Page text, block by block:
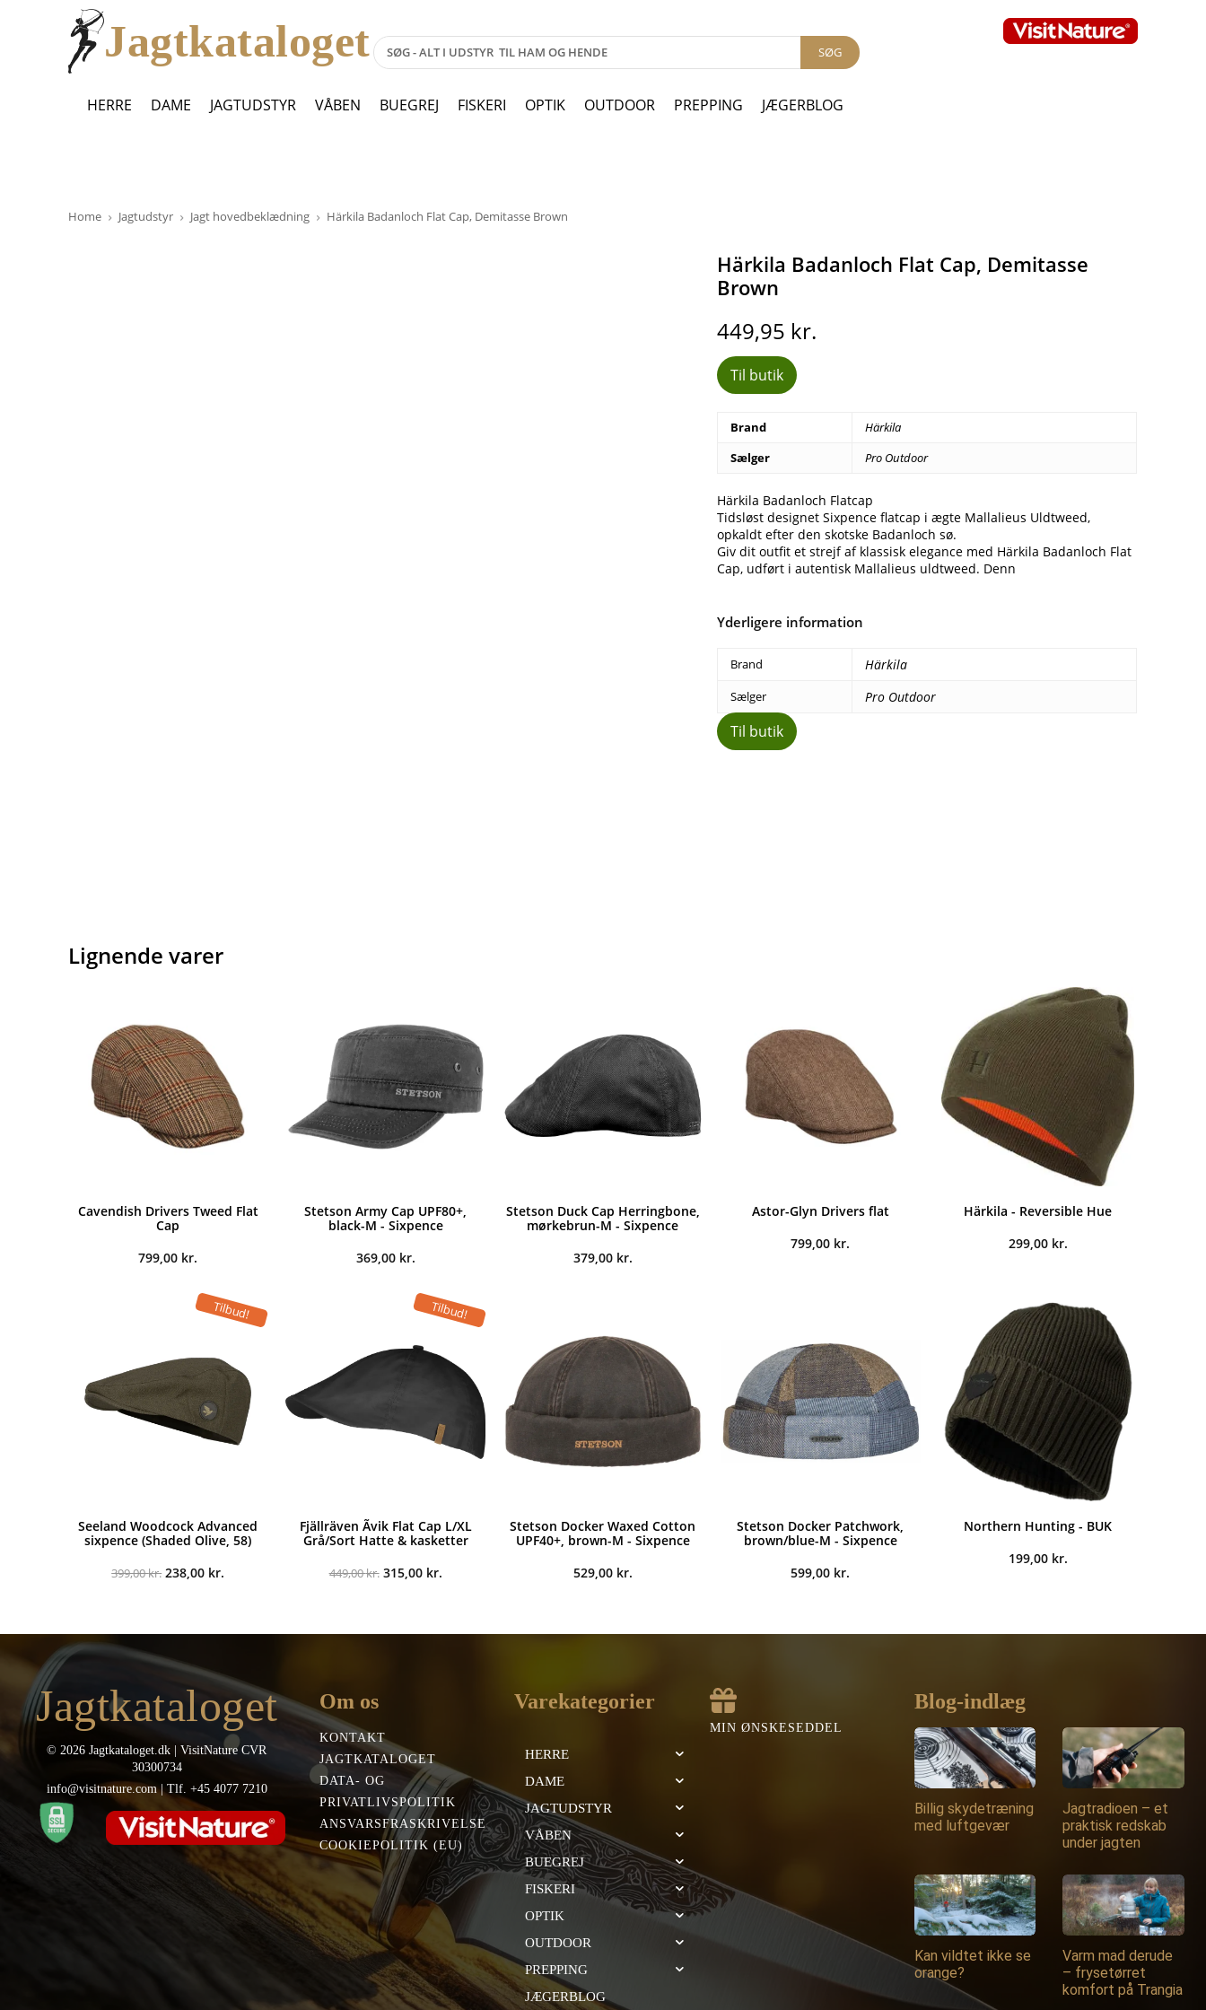
Jagtkataloget SØG
HERRE DAME JAGTUDSTYR VÅBEN BUEGREJ FISKERI OPTIK OUTDOOR PREPPING JÆGERBLOG
Home Jagtudstyr Jagt hovedbeklædning Härkila Badanloch Flat Cap, Demitasse Brown
Härkila Badanloch Flat Cap, Demitasse
Brown
449,95 kr.
Til butik
Brand
Härkila
Sælger
Pro Outdoor
Härkila Badanloch Flatcap
Tidsløst designet Sixpence flatcap i ægte Mallalieus Uldtweed,
opkaldt efter den skotske Badanloch sø.
Giv dit outfit et strejf af klassisk elegance med Härkila Badanloch Flat
Cap, udført i autentisk Mallalieus uldtweed. Denn
Yderligere information
Brand Härkila
Sælger Pro Outdoor
Til butik
Lignende varer
Cavendish Drivers Tweed Flat
Cap
799,00 kr.
Stetson Army Cap UPF80+,
black-M - Sixpence
369,00 kr.
Stetson Duck Cap Herringbone,
mørkebrun-M - Sixpence
379,00 kr.
Astor-Glyn Drivers flat
799,00 kr.
Härkila - Reversible Hue
299,00 kr.
Tilbud!
Seeland Woodcock Advanced
sixpence (Shaded Olive, 58)
399,00kr. Den
238,00 kr.
Tilbud!
Fjällräven Ãvik Flat Cap L/XL
Grå/Sort Hatte & kasketter
449,00kr. Den
315,00 kr.
Stetson Docker Waxed Cotton
UPF40+, brown-M - Sixpence
529,00 kr.
Stetson Docker Patchwork,
brown/blue-M - Sixpence
599,00 kr.
Northern Hunting - BUK
199,00 kr.
Jagtkataloget
© 2026 Jagtkataloget.dk | VisitNature CVR
30300734
info@visitnature.com | Tlf. +45 4077 7210
Om os
KONTAKT
JAGTKATALOGET
DATA- OG
PRIVATLIVSPOLITIK
ANSVARSFRASKRIVELSE
COOKIEPOLITIK (EU)
Varekategorier
HERRE
DAME
JAGTUDSTYR
VÅBEN
BUEGREJ
FISKERI
OPTIK
OUTDOOR
PREPPING
JÆGERBLOG
MIN ØNSKESEDDEL
Blog-indlæg
Billig skydetræning
med luftgevær
Jagtradioen – et
praktisk redskab
under jagten
Kan vildtet ikke se
orange?
Varm mad derude
– frysetørret
komfort på Trangia